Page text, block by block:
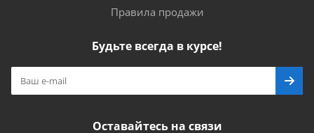
Правила продажи
Будьте всегда в курсе!
Оставайтесь на связи